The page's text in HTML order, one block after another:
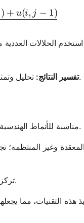
j) +
) + u(i, j − 1)
استخدم الحلالات
تفسير النتائج:تحليل وتمثيل النتائج بشكل رسوم بيانية أو مخططات لإظهار الحلول مثل توزيع درجة الحرارة.
مناسبة للأنماط الهندسية البسيطة؛ تستخدم نهج الشبكة لتقريب المشتقات.
تركز على حسابات الحدود فقط، مما يقلل من الأبعاد.